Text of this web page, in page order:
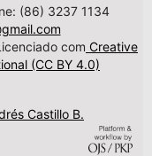
(86) 3237 1134
com Creative
(CC BY 4.0)
Castillo B.